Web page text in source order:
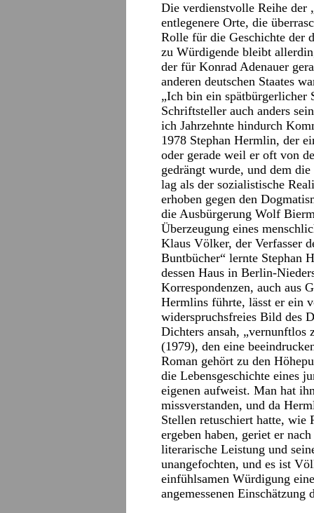
Die verdienstvolle Reihe der
entlegenere Orte, die
Rolle für die Geschichte der
zu Würdigende bleibt
der für Konrad Adenauer
anderen deutschen Staates
„Ich bin ein spätbürgerlicher
Schriftsteller auch anders
ich Jahrzehnte hindurch
1978 Stephan Hermlin, der
oder gerade weil er oft von
gedrängt wurde, und dem
lag als der sozialistische
erhoben gegen den
die Ausbürgerung Wolf
Überzeugung eines
Klaus Völker, der Verfasser
Buntbücher“ lernte Stephan
dessen Haus in Berlin-
Korrespondenzen, auch aus
Hermlins führte, lässt er ein
widerspruchsfreies Bild des
Dichters ansah, „vernunftlos
(1979), den eine
Roman gehört zu den
die Lebensgeschichte eines
eigenen aufweist. Man hat
missverstanden, und da
Stellen retuschiert hatte, wie
ergeben haben, geriet er
literarische Leistung und
unangefochten, und es ist
einfühlsamen Würdigung
angemessenen